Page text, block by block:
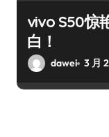
vivo S50惊
白！
dawei 3 月